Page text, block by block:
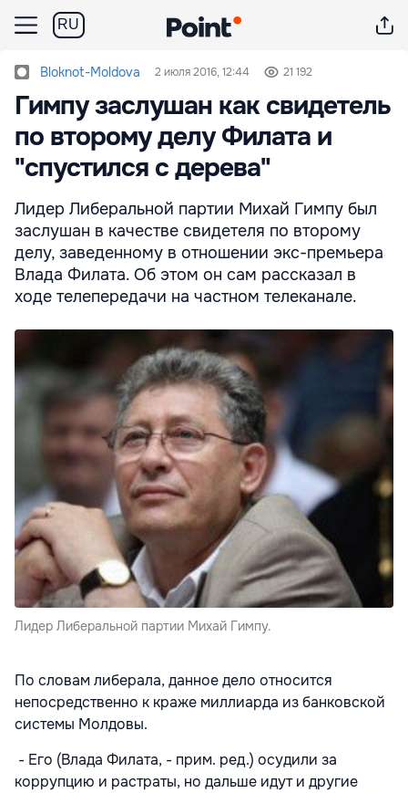
RU
Bloknot-Moldova 2 июля 2016, 12:44 21 192
Гимпу заслушан как свидетель
по второму делу Филата и
"спустился с дерева"
Лидер Либеральной партии Михай Гимпу был
заслушан в качестве свидетеля по второму
делу, заведенному в отношении экс-премьера
Влада Филата. Об этом он сам рассказал в
ходе телепередачи на частном телеканале.
Лидер Либеральной партии Михай Гимпу.
По словам либерала, данное дело относится
непосредственно к краже миллиарда из банковской
системы Молдовы.
- Его (Влада Филата, - прим. ред.) осудили за
коррупцию и растраты, но дальше идут и другие